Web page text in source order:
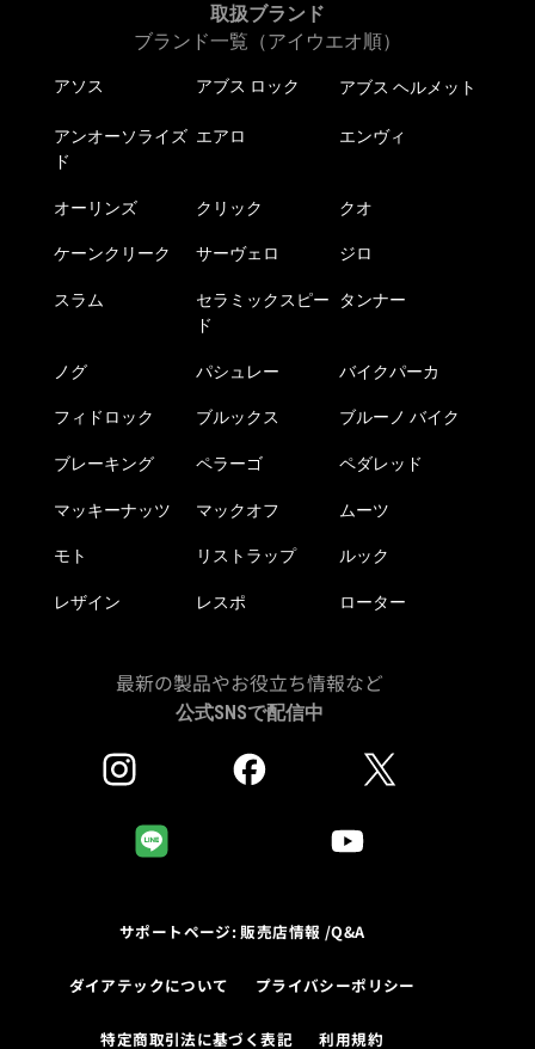
取扱ブランド
ブランド一覧（アイウエオ順）
アソス アブス ロック アブス ヘルメット
アンオーソライズ
ド
エアロ エンヴィ
オーリンズ クリック クオ
ケーンクリーク サーヴェロ ジロ
スラム
セラミックスピー
ド
タンナー
ノグ パシュレー バイクパーカ
フィドロック ブルックス ブルーノ バイク
ブレーキング ペラーゴ ペダレッド
マッキーナッツ マックオフ ムーツ
モト リストラップ ルック
レザイン レスポ ローター
最新の製品やお役立ち情報など
公式SNSで配信中
サポートページ: 販売店情報 /Q&A
ダイアテックについて プライバシーポリシー
特定商取引法に基づく表記 利用規約